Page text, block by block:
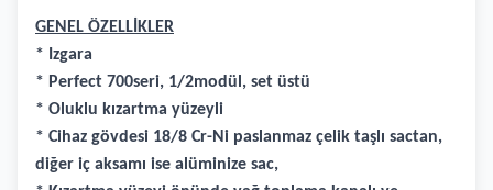
GENEL ÖZELLİKLER
* Izgara
* Perfect 700seri, 1/2modül, set üstü
* Oluklu kızartma yüzeyli
* Cihaz gövdesi 18/8 Cr-Ni paslanmaz çelik taşlı sactan,
diğer iç aksamı ise alüminize sac,